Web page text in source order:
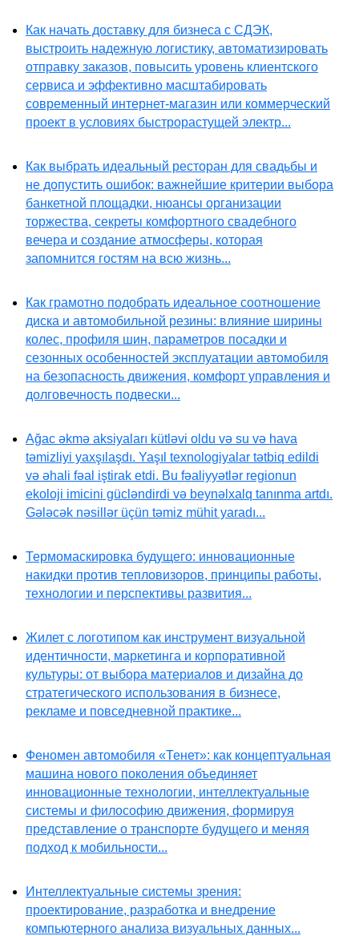
Как начать доставку для бизнеса с СДЭК,
выстроить надежную логистику, автоматизировать
отправку заказов, повысить уровень клиентского
сервиса и эффективно масштабировать
современный интернет-магазин или коммерческий
проект в условиях быстрорастущей электр...
Как выбрать идеальный ресторан для свадьбы и
не допустить ошибок: важнейшие критерии выбора
банкетной площадки, нюансы организации
торжества, секреты комфортного свадебного
вечера и создание атмосферы, которая
запомнится гостям на всю жизнь...
Как грамотно подобрать идеальное соотношение
диска и автомобильной резины: влияние ширины
колес, профиля шин, параметров посадки и
сезонных особенностей эксплуатации автомобиля
на безопасность движения, комфорт управления и
долговечность подвески...
Ağac əkmə aksiyaları kütləvi oldu və su və hava
təmizliyi yaxşılaşdı. Yaşıl texnologiyalar tətbiq edildi
və əhali fəal iştirak etdi. Bu fəaliyyətlər regionun
ekoloji imicini gücləndirdi və beynəlxalq tanınma artdı.
Gələcək nəsillər üçün təmiz mühit yaradı...
Термомаскировка будущего: инновационные
накидки против тепловизоров, принципы работы,
технологии и перспективы развития...
Жилет с логотипом как инструмент визуальной
идентичности, маркетинга и корпоративной
культуры: от выбора материалов и дизайна до
стратегического использования в бизнесе,
рекламе и повседневной практике...
Феномен автомобиля «Тенет»: как концептуальная
машина нового поколения объединяет
инновационные технологии, интеллектуальные
системы и философию движения, формируя
представление о транспорте будущего и меняя
подход к мобильности...
Интеллектуальные системы зрения:
проектирование, разработка и внедрение
компьютерного анализа визуальных данных...